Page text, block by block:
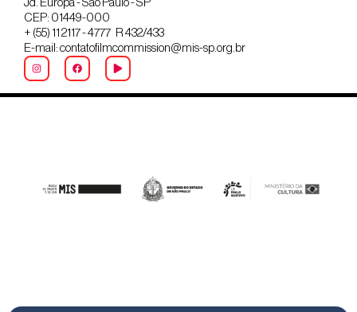
Jd. Europa - São Paulo - SP
CEP: 01449-000
+ (55) 11 2117 - 4777 R 432/433
E-mail: contatofilmcommission@mis-sp.org.br